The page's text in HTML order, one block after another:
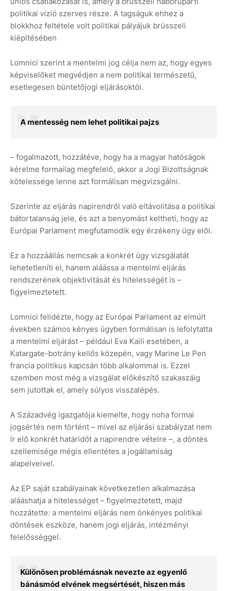
politikai vízió szerves része. A tagságuk ehhez a
blokkhoz feltétele volt politikai pályájuk brüsszeli
kiépítésében
Lomnici szerint a mentelmi jog célja nem az, hogy egyes
képviselőket megvédjen a nem politikai természetű,
esetlegesen büntetőjogi eljárásoktól.
A mentesség nem lehet politikai pajzs
– fogalmazott, hozzátéve, hogy ha a magyar hatóságok
kérelme formailag megfelelő, akkor a Jogi Bizottságnak
kötelessége lenne azt formálisan megvizsgálni.
Szerinte az eljárás napirendről való eltávolítása a politikai
bátortalanság jele, és azt a benyomást keltheti, hogy az
Európai Parlament megfutamodik egy érzékeny ügy elől.
Ez a hozzáállás nemcsak a konkrét ügy vizsgálatát
lehetetleníti el, hanem aláássa a mentelmi eljárás
rendszerének objektivitását és hitelességét is –
figyelmeztetett.
Lomnici felidézte, hogy az Európai Parlament az elmúlt
években számos kényes ügyben formálisan is lefolytatta
a mentelmi eljárást – például Eva Kaili esetében, a
Katargate-botrány kellős közepén, vagy Marine Le Pen
francia politikus kapcsán több alkalommal is. Ezzel
szemben most még a vizsgálat előkészítő szakaszáig
sem jutottak el, amely súlyos visszalépés.
A Századvég igazgatója kiemelte, hogy noha formai
jogsértés nem történt – mivel az eljárási szabályzat nem
ír elő konkrét határidőt a napirendre vételre –, a döntés
szellemisége mégis ellentétes a jogállamiság
alapelveivel.
Az EP saját szabályainak következetlen alkalmazása
alááshatja a hitelességet – figyelmeztetett, majd
hozzátette: a mentelmi eljárás nem önkényes politikai
döntések eszköze, hanem jogi eljárás, intézményi
felelősséggel.
Különösen problémásnak nevezte az egyenlő
bánásmód elvének megsértését, hiszen más